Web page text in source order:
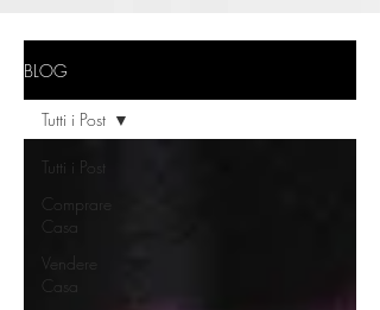
BLOG
Tutti i Post
Comprare
Casa
Vendere
Casa
Tutti i Post